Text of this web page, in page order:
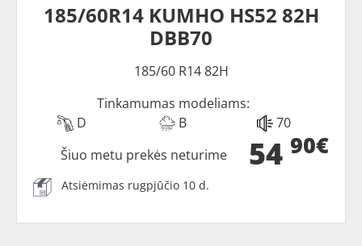
185/60R14 KUMHO HS52 82H
DBB70
185/60 R14 82H
Tinkamumas modeliams:
D
B 70
54 90€
Šiuo metu prekės neturime
Atsiėmimas rugpjūčio 10 d.